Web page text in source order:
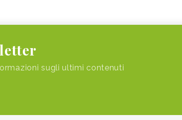
sugli ultimi contenuti